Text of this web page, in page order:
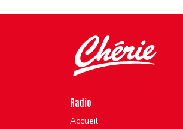
Radio
Accueil